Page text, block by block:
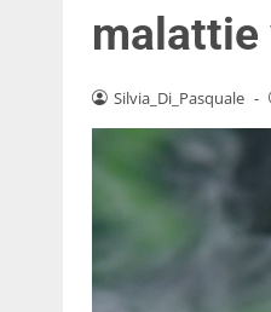
malattie
Silvia_Di_Pasquale -